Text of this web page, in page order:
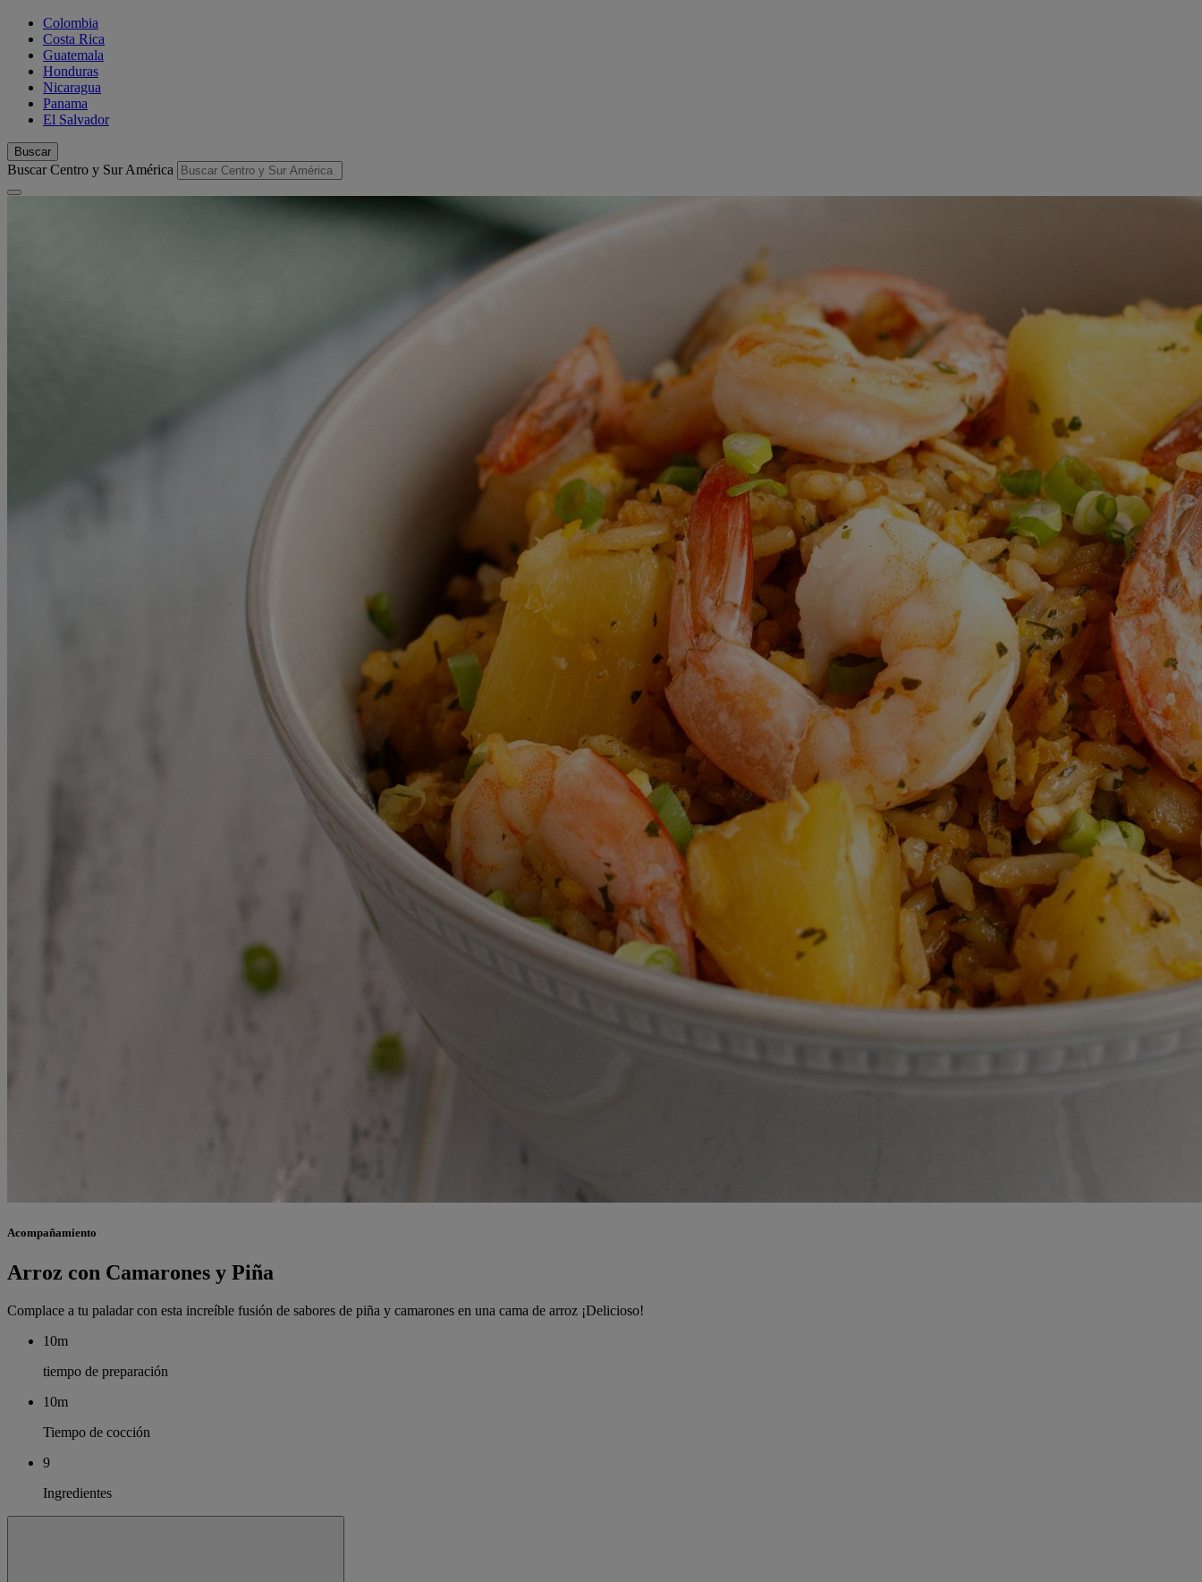
Colombia
Costa Rica
Guatemala
Honduras
Nicaragua
Panama
El Salvador
Buscar
Buscar Centro y Sur América
Acompañamiento
Arroz con Camarones y Piña
Complace a tu paladar con esta increíble fusión de sabores de piña y camarones en una cama de arroz ¡Delicioso!
10m
tiempo de preparación
10m
Tiempo de cocción
9
Ingredientes